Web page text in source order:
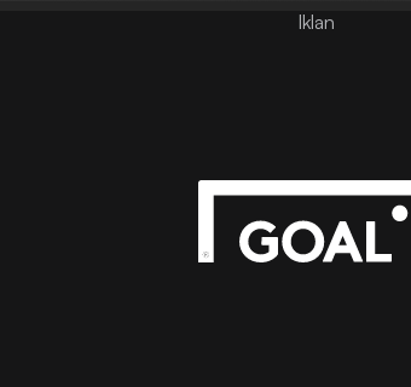
Iklan